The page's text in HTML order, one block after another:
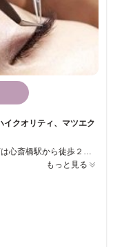
イクオリティ、マツエク
まつげエクステ専門店MAQUIA(マキア)心斎橋店は心斎橋駅から徒歩２分と利便性抜群！当店は実績・経験ともに豊富なスタッフが揃い、しかも全員美容師免許を取得済み。だから質の高い仕上がりをお約束いたします。親切丁寧なカウンセリングと豊富な種類のメニューで初めての方も安心してマツエクデビューができますよ。ぜひ一度ご来店ください！
もっと見る